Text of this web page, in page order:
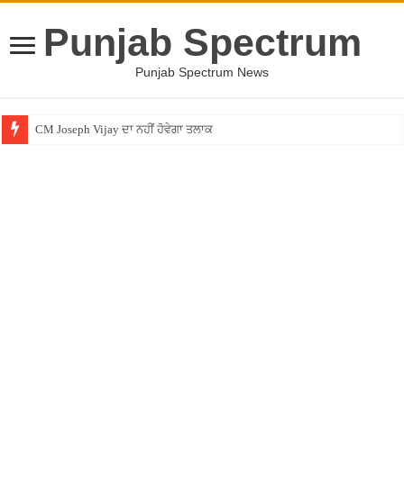
Punjab Spectrum
Punjab Spectrum News
CM Joseph Vijay ਦਾ ਨਹੀਂ ਹੋਵੇਗਾ ਤਲਾਕ